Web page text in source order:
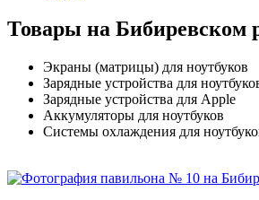
Товары на Бибиревском
Экраны (матрицы) для ноутбуков
Зарядные устройства для
Зарядные устройства для Apple
Аккумуляторы для ноутбуков
Системы охлаждения для